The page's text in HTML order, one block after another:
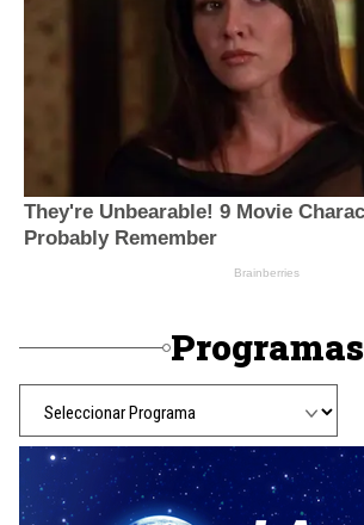
Programas